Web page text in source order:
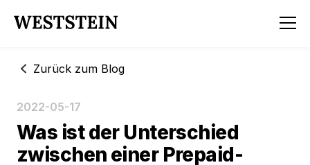
Zurück zum Blog
2022-05-17
Was ist der Unterschied
zwischen einer Prepaid-